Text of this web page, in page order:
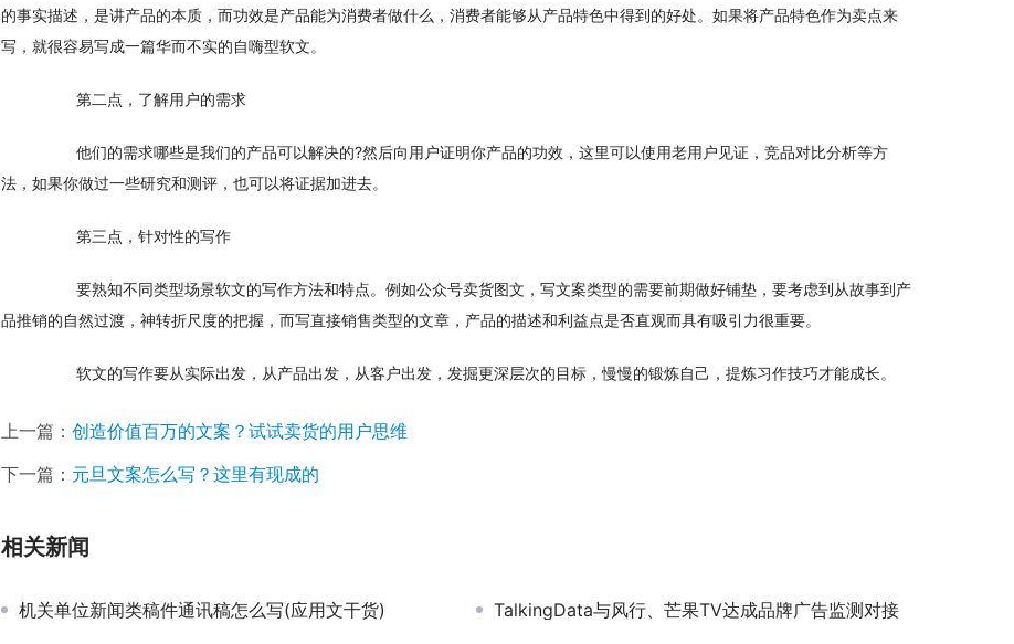
的事实描述，是讲产品的本质，而功效是产品能为消费者做什么，消费者能够从产品特色中得到的好处。如果将产品特色作为卖点来
写，就很容易写成一篇华而不实的自嗨型软文。
第二点，了解用户的需求
他们的需求哪些是我们的产品可以解决的?然后向用户证明你产品的功效，这里可以使用老用户见证，竞品对比分析等方
法，如果你做过一些研究和测评，也可以将证据加进去。
第三点，针对性的写作
要熟知不同类型场景软文的写作方法和特点。例如公众号卖货图文，写文案类型的需要前期做好铺垫，要考虑到从故事到产
品推销的自然过渡，神转折尺度的把握，而写直接销售类型的文章，产品的描述和利益点是否直观而具有吸引力很重要。
软文的写作要从实际出发，从产品出发，从客户出发，发掘更深层次的目标，慢慢的锻炼自己，提炼习作技巧才能成长。
上一篇： 创造价值百万的文案？试试卖货的用户思维
下一篇： 元旦文案怎么写？这里有现成的
相关新闻
机关单位新闻类稿件通讯稿怎么写(应用文干货) TalkingData与风行、芒果TV达成品牌广告监测对接